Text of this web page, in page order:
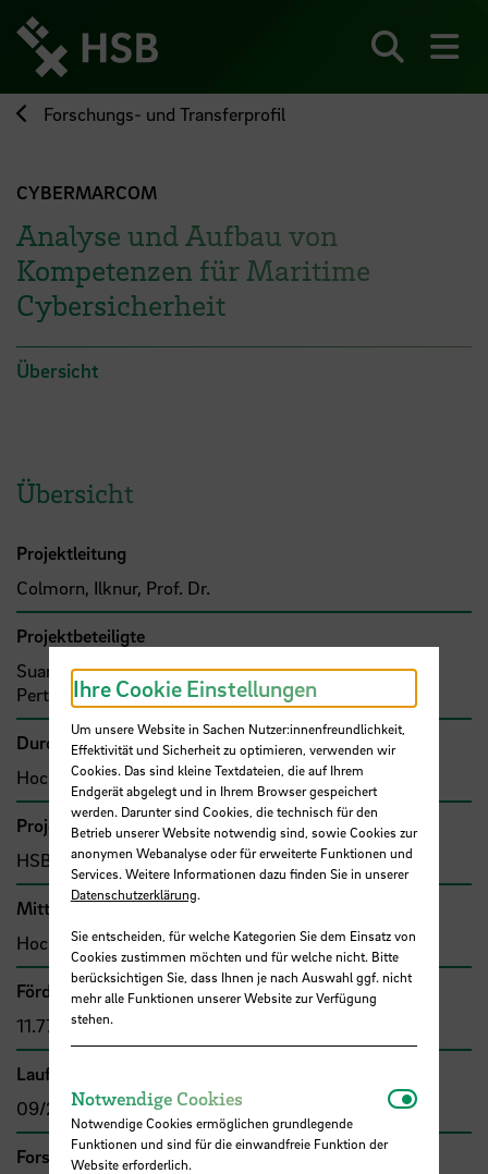
zum
Seiteninhalt
springen
Forschungs- und Transferprofil
CYBERMARCOM
Analyse und Aufbau von
Kompetenzen für Maritime
Cybersicherheit
Übersicht
Übersicht
Projektleitung
Colmorn, Ilknur, Prof. Dr.
Projektbeteiligte
Suarez, Suzette, Prof. Dr.
Pertiet, Malte
Durchführende Organisation
Hochschule Bremen, Fakultät 5
Projekttyp
HSB-intern gefördertes Projekt
Mittel- bzw. Auftragsgeber
Hochschule Bremen, F&E-Fonds
Förder- bzw. Auftragssumme
11.776,00 €
Laufzeit
09/2024 - 08/2025
Forschungs- und Transfercluster
Ihre Cookie Einstellungen
Um unsere Website in Sachen Nutzer:innenfreundlichkeit,
Effektivität und Sicherheit zu optimieren, verwenden wir
Cookies. Das sind kleine Textdateien, die auf Ihrem
Endgerät abgelegt und in Ihrem Browser gespeichert
werden. Darunter sind Cookies, die technisch für den
Betrieb unserer Website notwendig sind, sowie Cookies zur
anonymen Webanalyse oder für erweiterte Funktionen und
Services. Weitere Informationen dazu finden Sie in unserer
Datenschutzerklärung.
Sie entscheiden, für welche Kategorien Sie dem Einsatz von
Cookies zustimmen möchten und für welche nicht. Bitte
berücksichtigen Sie, dass Ihnen je nach Auswahl ggf. nicht
mehr alle Funktionen unserer Website zur Verfügung
stehen.
Notwendige Cookies
Notwendige Cookies ermöglichen grundlegende
Funktionen und sind für die einwandfreie Funktion der
Website erforderlich.